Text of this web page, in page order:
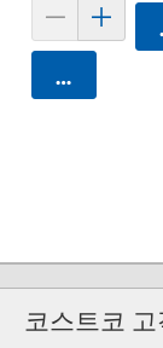
카트에 담기
코스트코 고